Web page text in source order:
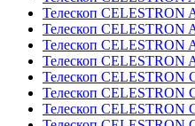
Телескоп CELESTRON
Телескоп CELESTRON
Телескоп CELESTRON
Телескоп CELESTRON
Телескоп CELESTRON
Телескоп CELESTRON
Телескоп CELESTRON